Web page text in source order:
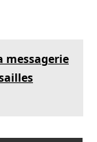
messagerie